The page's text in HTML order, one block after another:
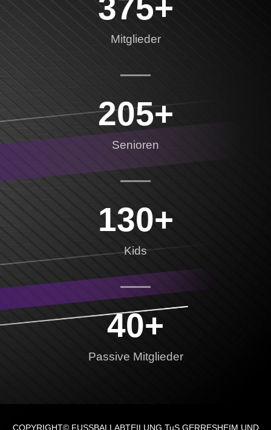
Mitglieder
375+
Senioren
205+
Kids
130+
Passive Mitglieder
40+
COPYRIGHT© FUSSBALLABTEILUNG TuS GERRESHEIM UND